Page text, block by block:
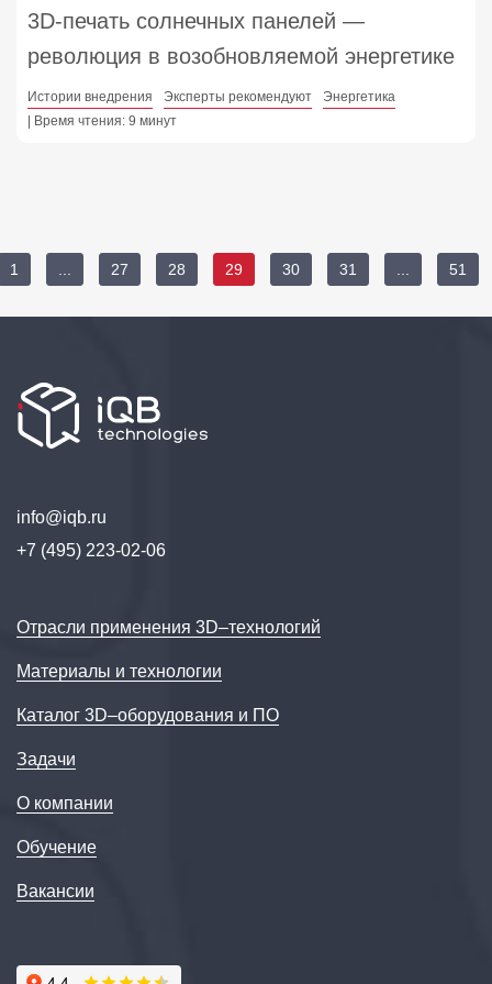
3D-печать солнечных панелей —
революция в возобновляемой энергетике
Истории внедрения Эксперты рекомендуют
Энергетика
| Время чтения: 9 минут
1 27 28 29 30 31 51
info@iqb.ru
+7 (495) 223-02-06
Отрасли применения 3D–технологий
Материалы и технологии
Каталог 3D–оборудования и ПО
Задачи
О компании
Обучение
Вакансии